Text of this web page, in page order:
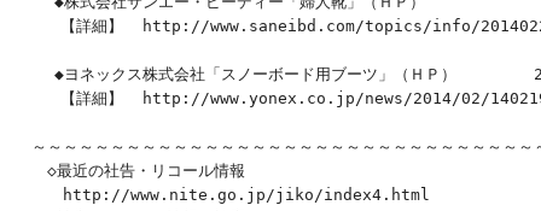
【詳細】  http://www.saneibd.com/topics/info/
◆ヨネックス株式会社「スノーボード用ブーツ」（ＨＰ）
【詳細】  http://www.yonex.co.jp/news/2014/02/
～～～～～～～～～～～～～～～～～～～～～～～～～～～～～～～～
◇最近の社告・リコール情報
http://www.nite.go.jp/jiko/index4.html